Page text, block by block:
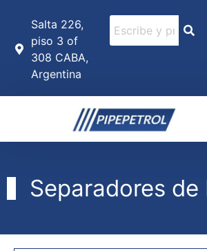
Salta 226,
piso 3 of
308 CABA,
Argentina
Separadores de